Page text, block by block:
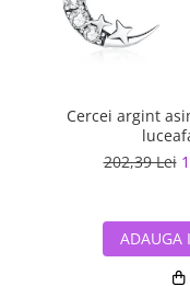
Cercei argint
202,39 Lei
ADAUGA